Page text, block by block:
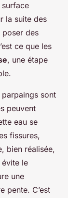
la suite des
poser des
ce que les
, une étape
parpaings sont
peuvent
eau se
fissures,
bien réalisée,
le
une
pente. C’est